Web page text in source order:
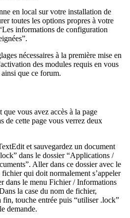
en local sur votre installation de
toutes les options propres à votre
informations de configuration
nécessaires à la première mise en
des modules requis en vous
que ce forum.
vous avez accès à la page
de cette page vous verrez deux
et sauvegardez un document
dans le dossier “Applications /
Aller dans ce dossier avec le
qui doit normalement s’appeler
dans le menu Fichier / Informations
la case du nom de fichier,
fin, touche entrée puis “utiliser .lock”
demande.